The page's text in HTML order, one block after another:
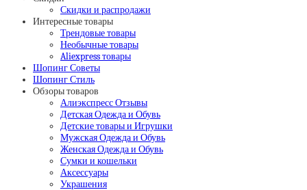
Скидки и распродажи
Интересные товары
Трендовые товары
Необычные товары
Aliexpress товары
Шопинг Советы
Шопинг Стиль
Обзоры товаров
Алиэкспресс Отзывы
Детская Одежда и Обувь
Детские товары и Игрушки
Мужская Одежда и Обувь
Женская Одежда и Обувь
Сумки и кошельки
Аксессуары
Украшения